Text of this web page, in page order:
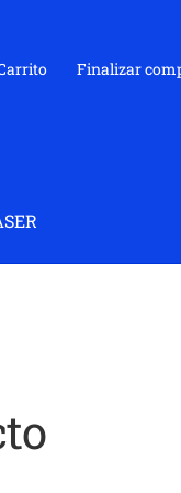
Finalizar